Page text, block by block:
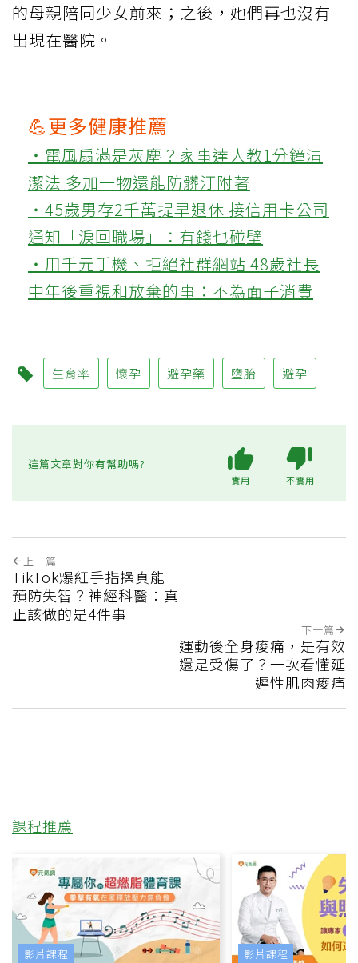
的母親陪同少女前來；之後，她們再也沒有
出現在醫院。
💪更多健康推薦
‧電風扇滿是灰塵？家事達人教1分鐘清
潔法 多加一物還能防髒汙附著
‧45歲男存2千萬提早退休 接信用卡公司
通知「淚回職場」：有錢也碰壁
‧用千元手機、拒絕社群網站 48歲社長
中年後重視和放棄的事：不為面子消費
生育率 懷孕 避孕藥 墮胎 避孕
這篇文章對你有幫助嗎?
實用 不實用
上一篇
TikTok爆紅手指操真能
預防失智？神經科醫：真
正該做的是4件事
下一篇
運動後全身痠痛，是有效
還是受傷了？一次看懂延
遲性肌肉痠痛
課程推薦
影片課程 影片課程